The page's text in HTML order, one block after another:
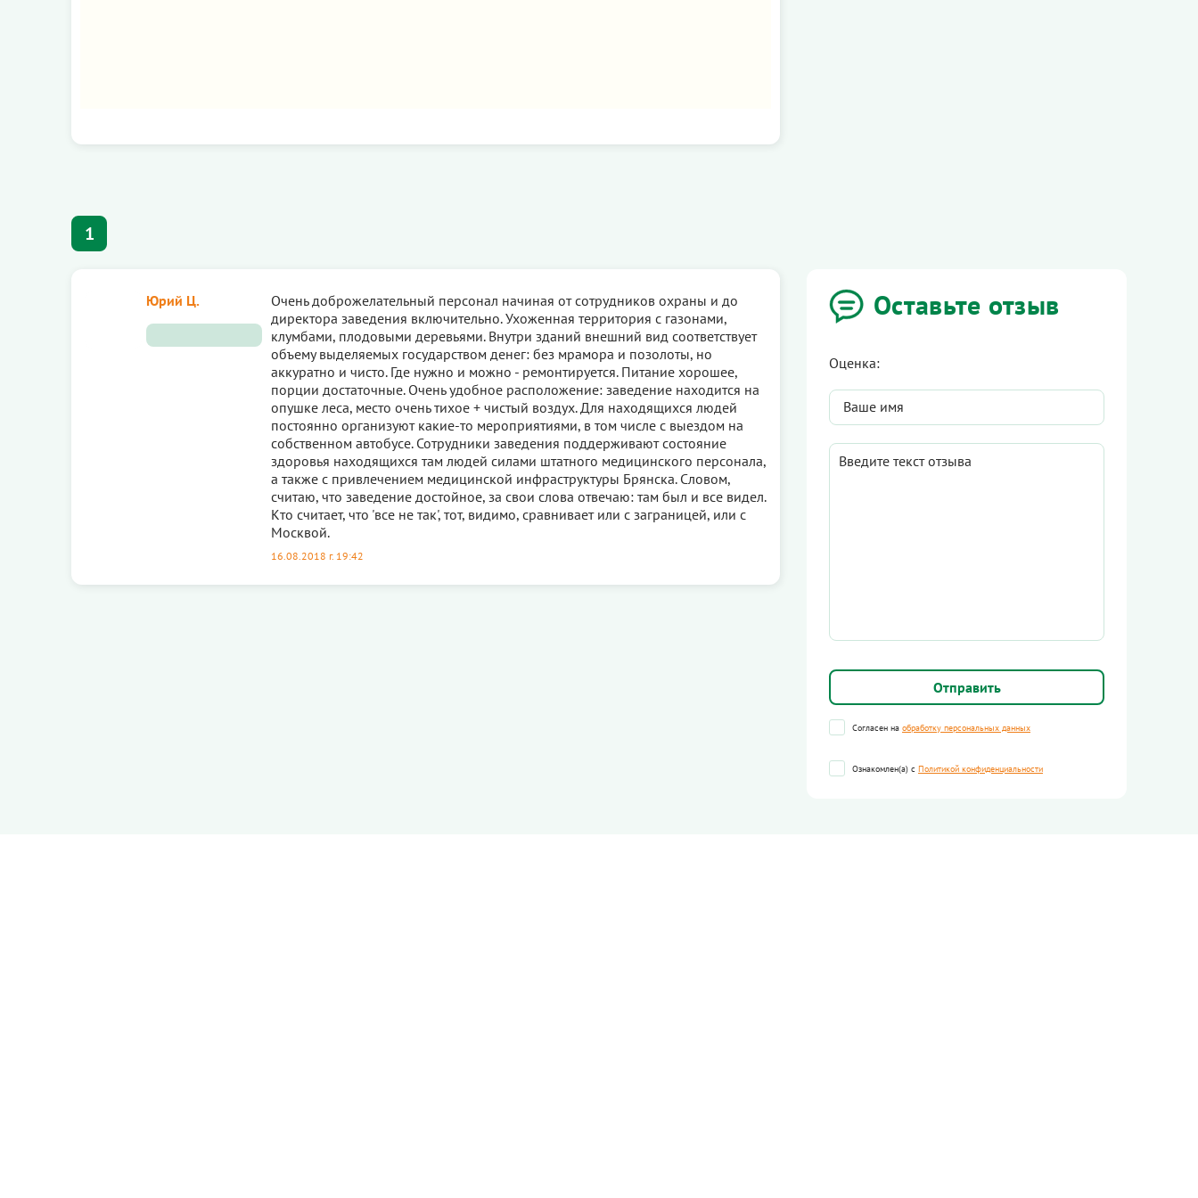
1
Оставьте отзыв
Оценка:
Согласен на обработку персональных данных
Ознакомлен(а) с Политикой конфиденциальности
Юрий Ц.
Очень доброжелательный персонал начиная от сотрудников охраны и до
директора заведения включительно. Ухоженная территория с газонами,
клумбами, плодовыми деревьями. Внутри зданий внешний вид соответствует
объему выделяемых государством денег: без мрамора и позолоты, но
аккуратно и чисто. Где нужно и можно - ремонтируется. Питание хорошее,
порции достаточные. Очень удобное расположение: заведение находится на
опушке леса, место очень тихое + чистый воздух. Для находящихся людей
постоянно организуют какие-то мероприятиями, в том числе с выездом на
собственном автобусе. Сотрудники заведения поддерживают состояние
здоровья находящихся там людей силами штатного медицинского персонала,
а также с привлечением медицинской инфраструктуры Брянска. Словом,
считаю, что заведение достойное, за свои слова отвечаю: там был и все видел.
Кто считает, что 'все не так', тот, видимо, сравнивает или с заграницей, или с
Москвой.
16.08.2018 г. 19:42